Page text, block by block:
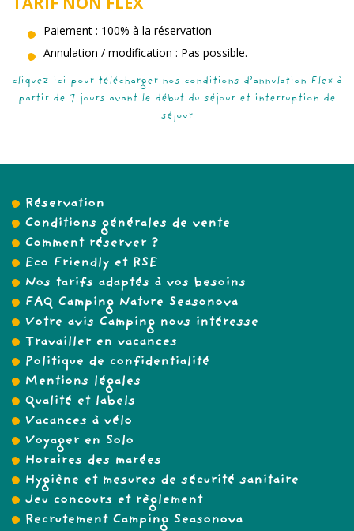
Paiement : 100% à la réservation
Annulation / modification : Pas possible.
cliquez ici pour télécharger nos conditions d’annulation Flex à
partir de 7 jours avant le début du séjour et interruption de
séjour
Réservation
Conditions générales de vente
Comment réserver ?
Eco Friendly et RSE
Nos tarifs adaptés à vos besoins
FAQ Camping Nature Seasonova
Votre avis Camping nous intéresse
Travailler en vacances
Politique de confidentialité
Mentions légales
Qualité et labels
Vacances à vélo
Voyager en Solo
Horaires des marées
Hygiène et mesures de sécurité sanitaire
Jeu concours et règlement
Recrutement Camping Seasonova